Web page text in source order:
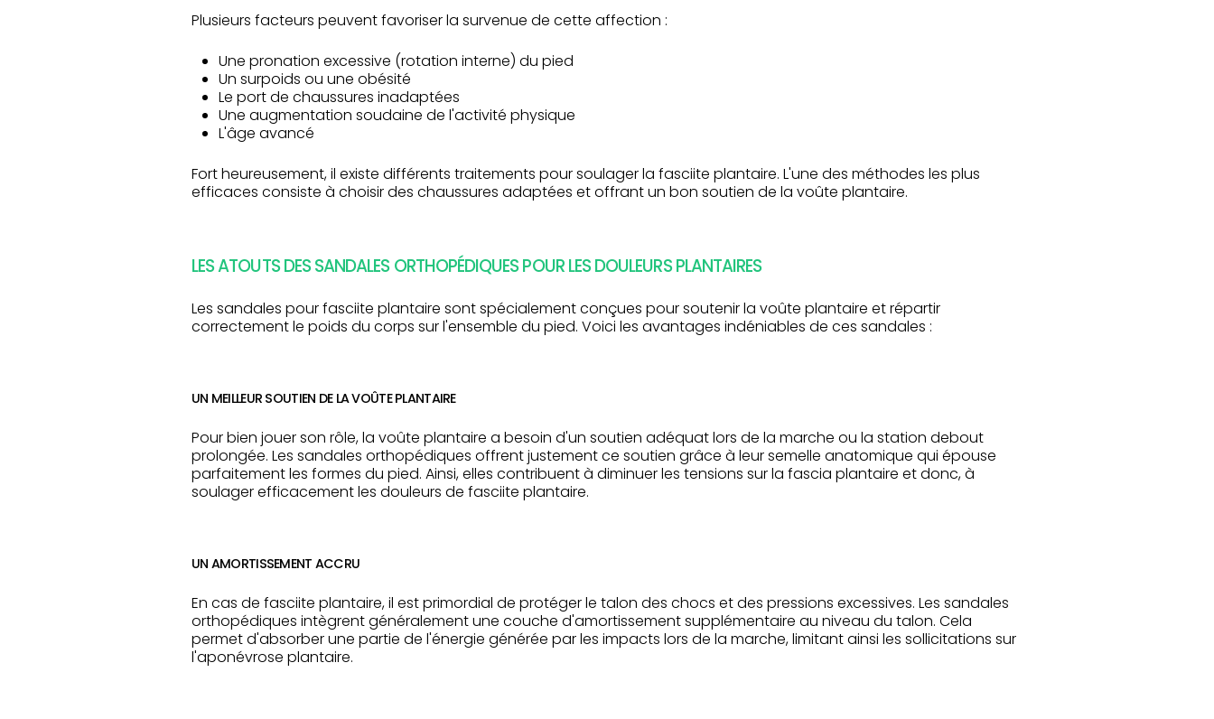
Plusieurs facteurs peuvent favoriser la survenue de cette affection :
Une pronation excessive (rotation interne) du pied
Un surpoids ou une obésité
Le port de chaussures inadaptées
Une augmentation soudaine de l'activité physique
L'âge avancé
Fort heureusement, il existe différents traitements pour soulager la fasciite plantaire. L'une des méthodes les plus
efficaces consiste à choisir des chaussures adaptées et offrant un bon soutien de la voûte plantaire.
LES ATOUTS DES SANDALES ORTHOPÉDIQUES POUR LES DOULEURS PLANTAIRES
Les sandales pour fasciite plantaire sont spécialement conçues pour soutenir la voûte plantaire et répartir
correctement le poids du corps sur l'ensemble du pied. Voici les avantages indéniables de ces sandales :
UN MEILLEUR SOUTIEN DE LA VOÛTE PLANTAIRE
Pour bien jouer son rôle, la voûte plantaire a besoin d'un soutien adéquat lors de la marche ou la station debout
prolongée. Les sandales orthopédiques offrent justement ce soutien grâce à leur semelle anatomique qui épouse
parfaitement les formes du pied. Ainsi, elles contribuent à diminuer les tensions sur la fascia plantaire et donc, à
soulager efficacement les douleurs de fasciite plantaire.
UN AMORTISSEMENT ACCRU
En cas de fasciite plantaire, il est primordial de protéger le talon des chocs et des pressions excessives. Les sandales
orthopédiques intègrent généralement une couche d'amortissement supplémentaire au niveau du talon. Cela
permet d'absorber une partie de l'énergie générée par les impacts lors de la marche, limitant ainsi les sollicitations sur
l'aponévrose plantaire.